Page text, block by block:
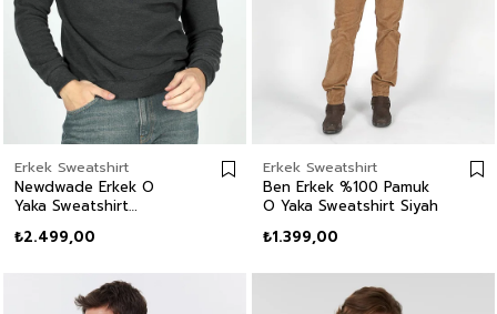
Erkek Sweatshirt
Newdwade Erkek O
Yaka Sweatshirt
₺2.499,00
Erkek Sweatshirt
Ben Erkek %100 Pamuk
O Yaka Sweatshirt Siyah
₺1.399,00